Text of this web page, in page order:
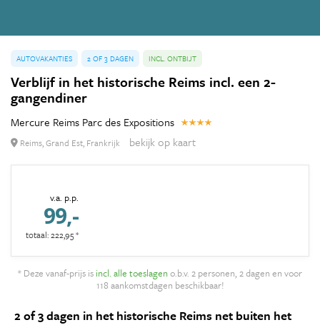
AUTOVAKANTIES 2 OF 3 DAGEN INCL. ONTBIJT
Verblijf in het historische Reims incl. een 2-
gangendiner
Mercure Reims Parc des Expositions
Reims, Grand Est, Frankrijk bekijk op kaart
v.a. p.p.
99,-
totaal: 222,95 *
* Deze vanaf-prijs is incl. alle toeslagen o.b.v. 2 personen, 2 dagen en voor
118 aankomstdagen beschikbaar!
2 of 3 dagen in het historische Reims net buiten het